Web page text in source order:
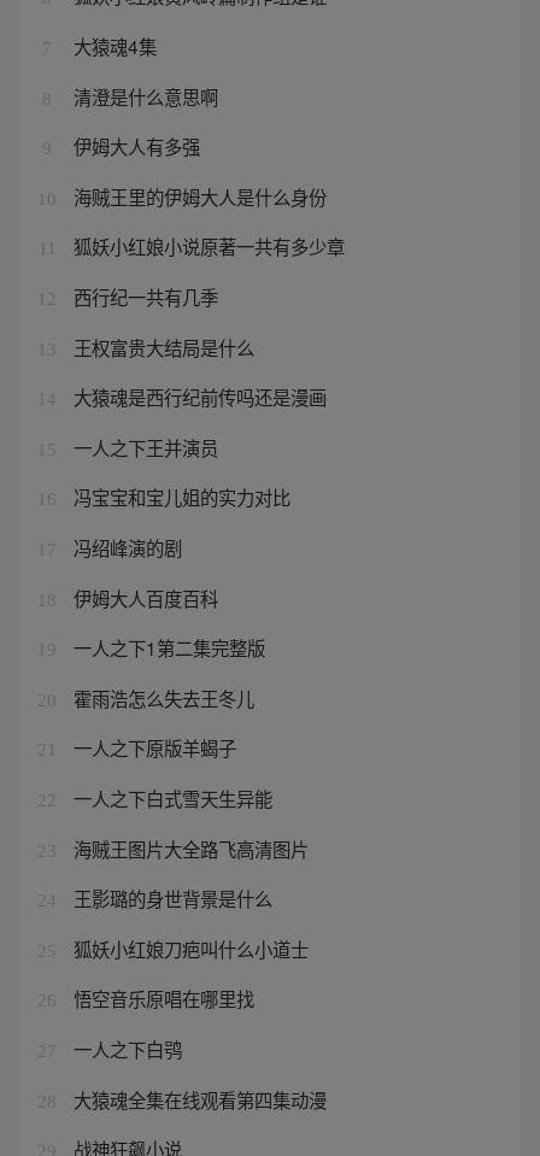
7 大猿魂4集
8 清澄是什么意思啊
9 伊姆大人有多强
10 海贼王里的伊姆大人是什么身份
狐妖小红娘小说原著一共有多少章
12 西行纪一共有几季
13 王权富贵大结局是什么
14 大猿魂是西行纪前传吗还是漫画
15 一人之下王并演员
16 冯宝宝和宝儿姐的实力对比
17 冯绍峰演的剧
18 伊姆大人百度百科
19 一人之下1第二集完整版
20 霍雨浩怎么失去王冬儿
21 一人之下原版羊蝎子
22 一人之下白式雪天生异能
23 海贼王图片大全路飞高清图片
24 王影璐的身世背景是什么
25 狐妖小红娘刀疤叫什么小道士
26 悟空音乐原唱在哪里找
27 一人之下白鸮
28 大猿魂全集在线观看第四集动漫
29 战神狂飙小说